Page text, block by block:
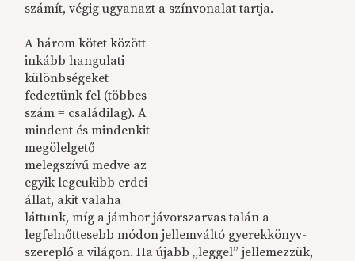
számít, végig ugyanazt a színvonalat tartja.
A három kötet között
inkább hangulati
különbségeket
fedeztünk fel (többes
szám = családilag). A
mindent és mindenkit
megölelgető
melegszívű medve az
egyik legcukibb erdei
állat, akit valaha
láttunk, míg a jámbor jávorszarvas talán a
legfelnőttesebb módon jellemváltó gyerekkönyv-
szereplő a világon. Ha újabb „leggel” jellemezzük,